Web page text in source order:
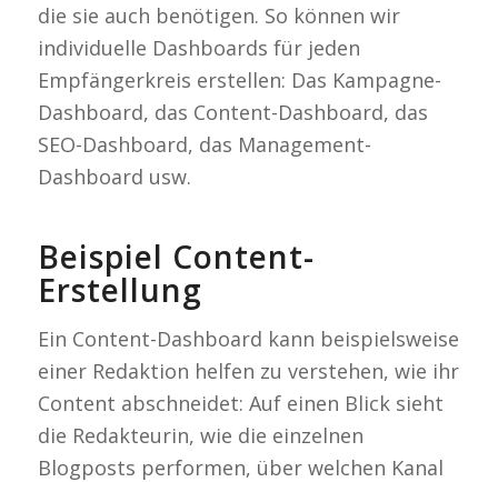
die sie auch benötigen. So können wir
individuelle Dashboards für jeden
Empfängerkreis erstellen: Das Kampagne-
Dashboard, das Content-Dashboard, das
SEO-Dashboard, das Management-
Dashboard usw.
Beispiel Content-
Erstellung
Ein Content-Dashboard kann beispielsweise
einer Redaktion helfen zu verstehen, wie ihr
Content abschneidet: Auf einen Blick sieht
die Redakteurin, wie die einzelnen
Blogposts performen, über welchen Kanal